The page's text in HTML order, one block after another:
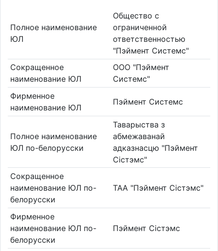
Полное наименование
ЮЛ
Общество с
ограниченной
ответственностью
"Пэймент Системс"
Сокращенное
наименование ЮЛ
ООО "Пэймент
Системс"
Фирменное
наименование ЮЛ
Пэймент Системс
Полное наименование
ЮЛ по-белорусски
Таварыства з
абмежаванай
адказнасцю "Пэймент
Сістэмс"
Сокращенное
наименование ЮЛ по-
белорусски
ТАА "Пэймент Сістэмс"
Фирменное
наименование ЮЛ по-
белорусски
Пэймент Сістэмс